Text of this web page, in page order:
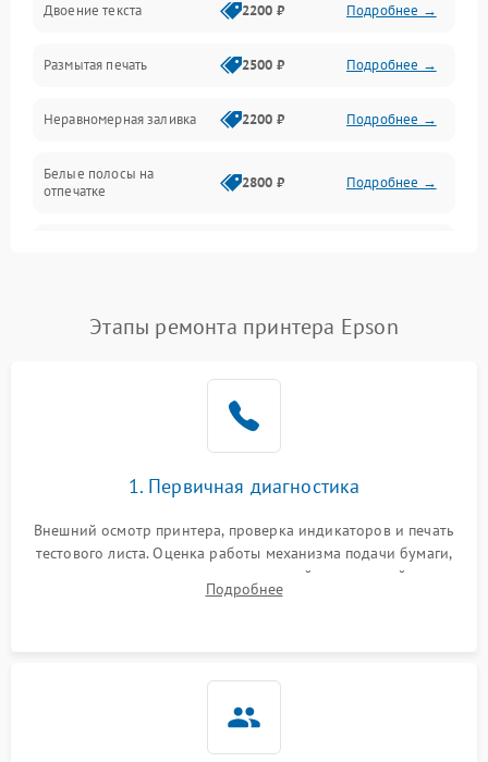
Подключение и интерфейсы
Панель управления и индикация
Режим работы
Питание и запуск
Двоение текста 2200 ₽ Подробнее →
Размытая печать 2500 ₽ Подробнее →
Неравномерная заливка 2200 ₽ Подробнее →
Белые полосы на
отпечатке
2800 ₽ Подробнее →
Этапы ремонта принтера Epson
1. Первичная диагностика
Внешний осмотр принтера, проверка индикаторов и печать
тестового листа. Оценка работы механизма подачи бумаги,
выявление посторонних шумов, замятий и первичный анализ
дефектов печати (полосы, фон, пробелы).
Подробнее